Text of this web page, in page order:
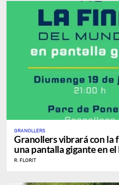
GRANOLLERS
Granollers vibrará con la
una pantalla gigante en
R. FLORIT